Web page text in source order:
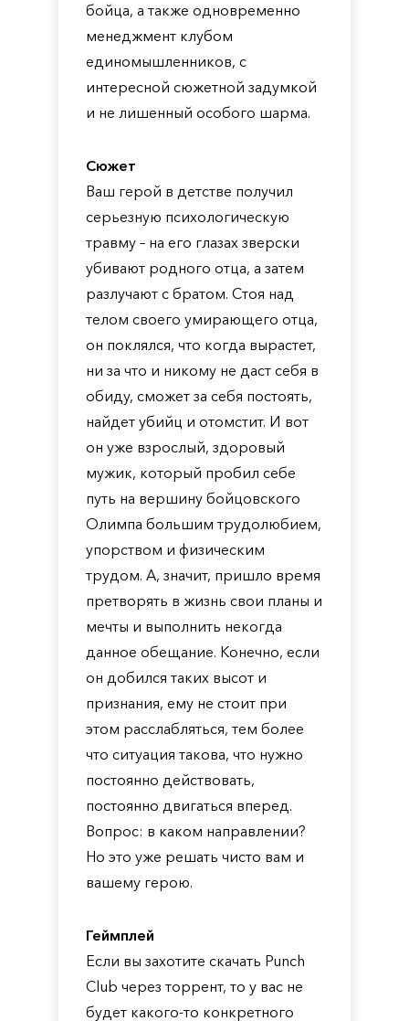
бойца, а также одновременно
менеджмент клубом
единомышленников, с
интересной сюжетной задумкой
и не лишенный особого шарма.
Сюжет
Ваш герой в детстве получил
серьезную психологическую
травму – на его глазах зверски
убивают родного отца, а затем
разлучают с братом. Стоя над
телом своего умирающего отца,
он поклялся, что когда вырастет,
ни за что и никому не даст себя в
обиду, сможет за себя постоять,
найдет убийц и отомстит. И вот
он уже взрослый, здоровый
мужик, который пробил себе
путь на вершину бойцовского
Олимпа большим трудолюбием,
упорством и физическим
трудом. А, значит, пришло время
претворять в жизнь свои планы и
мечты и выполнить некогда
данное обещание. Конечно, если
он добился таких высот и
признания, ему не стоит при
этом расслабляться, тем более
что ситуация такова, что нужно
постоянно действовать,
постоянно двигаться вперед.
Вопрос: в каком направлении?
Но это уже решать чисто вам и
вашему герою.
Геймплей
Если вы захотите скачать Punch
Club через торрент, то у вас не
будет какого-то конкретного